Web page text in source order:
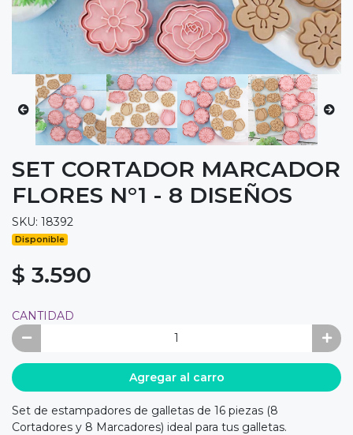
SET CORTADOR MARCADOR
FLORES N°1 - 8 DISEÑOS
SKU: 18392
Disponible
$ 3.590
CANTIDAD
Agregar al carro
Set de estampadores de galletas de 16 piezas (8
Cortadores y 8 Marcadores) ideal para tus galletas.